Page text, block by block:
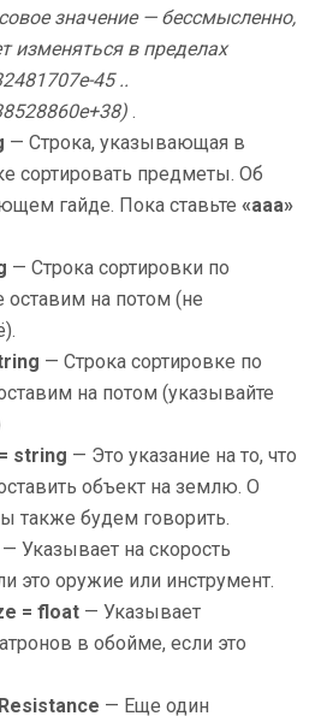
значение — бессмысленно,
изменяться в пределах
45 ..
.
— Строка, указывающая в
сортировать предметы. Об
гайде. Пока ставьте «aaa»
— Строка сортировки по
оставим на потом (не
— Строка сортировке по
на потом (указывайте
string — Это указание на то, что
объект на землю. О
также будем говорить.
— Указывает на скорость
это оружие или инструмент.
= float — Указывает
в обойме, если это
— Еще один